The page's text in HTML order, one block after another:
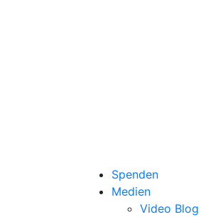
Spenden
Medien
Video Blog